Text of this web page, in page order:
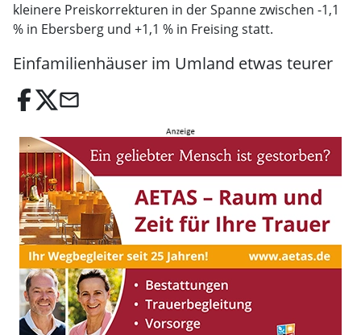
kleinere Preiskorrekturen in der Spanne zwischen -1,1
% in Ebersberg und +1,1 % in Freising statt.
Einfamilienhäuser im Umland etwas teurer
email